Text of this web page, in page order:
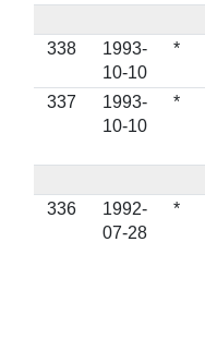
338
1993-
10-10
*
337
1993-
10-10
*
336
1992-
07-28
*